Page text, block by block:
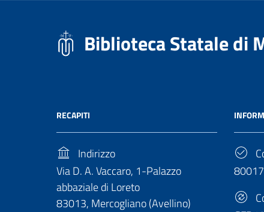
Biblioteca Statale di
RECAPITI
Indirizzo
Via D. A. Vaccaro, 1-Palazzo
abbaziale di Loreto
83013, Mercogliano (Avellino)